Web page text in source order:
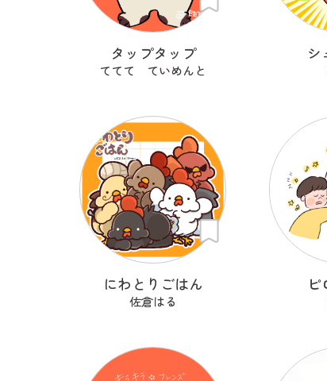
タップタップ
ててて ていめんと
シ
にわとりごはん
佐倉はる